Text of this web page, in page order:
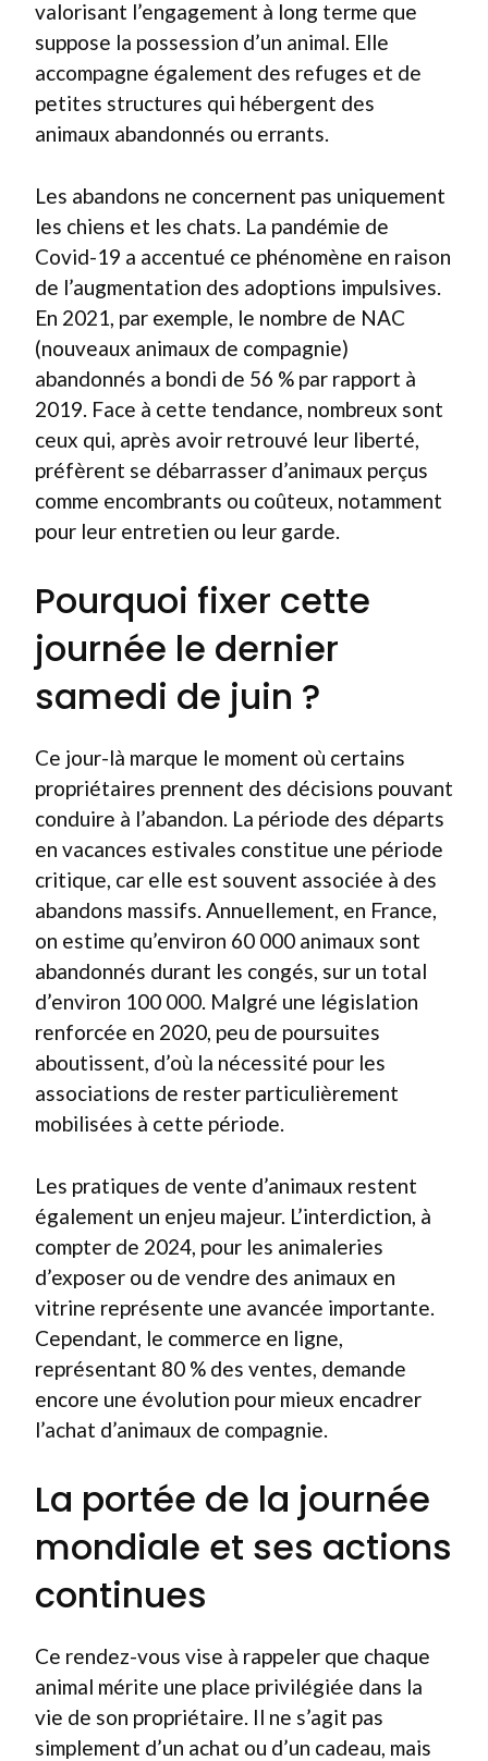
valorisant l’engagement à long terme que
suppose la possession d’un animal. Elle
accompagne également des refuges et de
petites structures qui hébergent des
animaux abandonnés ou errants.
Les abandons ne concernent pas uniquement
les chiens et les chats. La pandémie de
Covid-19 a accentué ce phénomène en raison
de l’augmentation des adoptions impulsives.
En 2021, par exemple, le nombre de NAC
(nouveaux animaux de compagnie)
abandonnés a bondi de 56 % par rapport à
2019. Face à cette tendance, nombreux sont
ceux qui, après avoir retrouvé leur liberté,
préfèrent se débarrasser d’animaux perçus
comme encombrants ou coûteux, notamment
pour leur entretien ou leur garde.
Pourquoi fixer cette
journée le dernier
samedi de juin ?
Ce jour-là marque le moment où certains
propriétaires prennent des décisions pouvant
conduire à l’abandon. La période des départs
en vacances estivales constitue une période
critique, car elle est souvent associée à des
abandons massifs. Annuellement, en France,
on estime qu’environ 60 000 animaux sont
abandonnés durant les congés, sur un total
d’environ 100 000. Malgré une législation
renforcée en 2020, peu de poursuites
aboutissent, d’où la nécessité pour les
associations de rester particulièrement
mobilisées à cette période.
Les pratiques de vente d’animaux restent
également un enjeu majeur. L’interdiction, à
compter de 2024, pour les animaleries
d’exposer ou de vendre des animaux en
vitrine représente une avancée importante.
Cependant, le commerce en ligne,
représentant 80 % des ventes, demande
encore une évolution pour mieux encadrer
l’achat d’animaux de compagnie.
La portée de la journée
mondiale et ses actions
continues
Ce rendez-vous vise à rappeler que chaque
animal mérite une place privilégiée dans la
vie de son propriétaire. Il ne s’agit pas
simplement d’un achat ou d’un cadeau, mais